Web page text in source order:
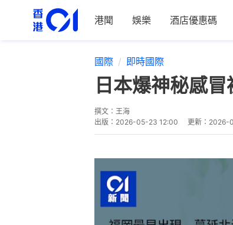
港聞 娛樂 酒店優惠碼
國際 即時國際
日本爆神秘感
撰文： 王海
出版： 2026-05-23 12:00 更新： 2026-